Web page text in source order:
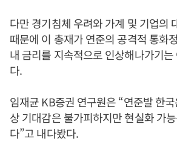
다만 경기침체 우려와 가계 및 기업의
때문에 이 총재가 연준의 공격적 통화
내 금리를 지속적으로 인상해나가기
다.
임재균 KB증권 연구원은 “연준발 한
상 기대감은 불가피하지만 현실화 가
다”고 내다봤다.